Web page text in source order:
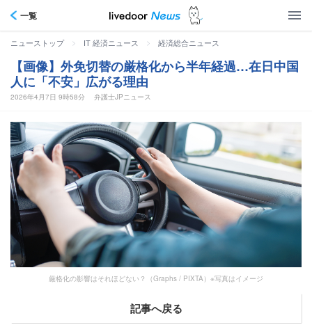
一覧
ニューストップ > IT 経済ニュース > 経済総合ニュース
【画像】外免切替の厳格化から半年経過…在日中国
人に「不安」広がる理由
2026年4月7日 9時58分 弁護士JPニュース
厳格化の影響はそれほどない？（Graphs / PIXTA）※写真はイメージ
記事へ戻る